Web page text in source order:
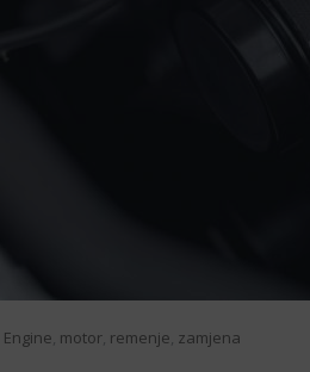
Engine, motor, remenje, zamjena